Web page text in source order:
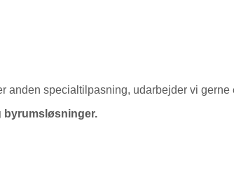
specialtilpasning, udarbejder vi gerne
byrumsløsninger.